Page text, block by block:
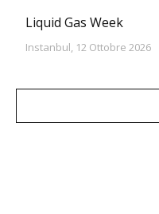
Liquid Gas Week
Instanbul, 12 Ottobre 2026